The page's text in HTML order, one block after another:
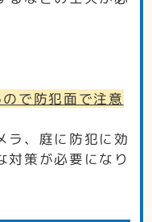
で防犯面で注意
ラ、庭に防犯に効
対策が必要になり